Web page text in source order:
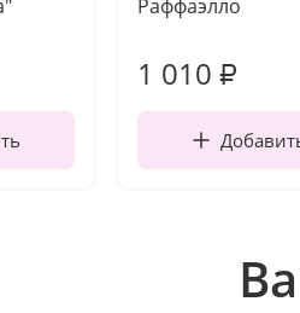
Раффаэлло
1 010 ₽